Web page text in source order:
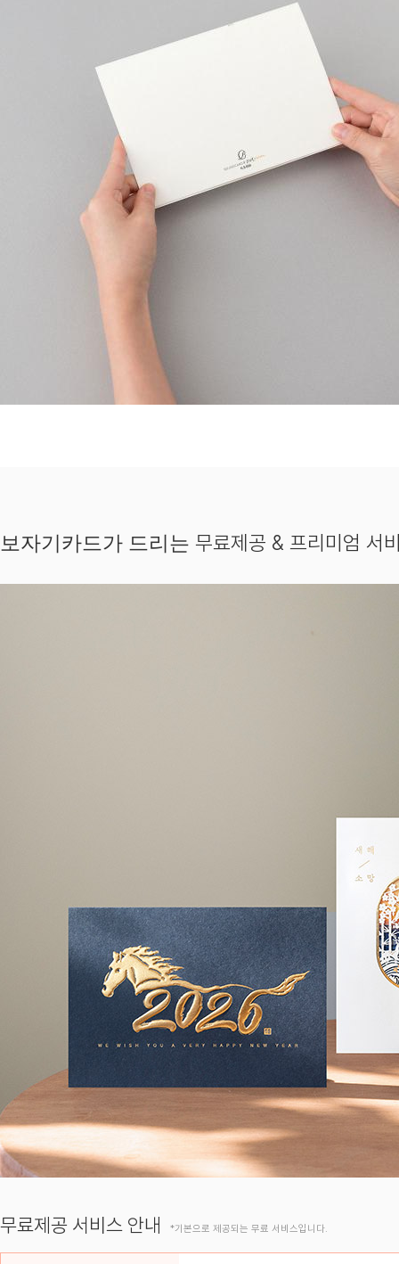
보자기카드가 드리는 무료제공 & 프리미엄 서
무료제공 서비스 안내 *기본으로 제공되는 무료 서비스입니다.